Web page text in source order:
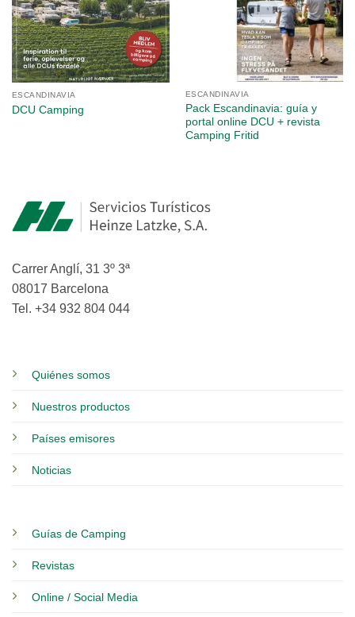
ESCANDINAVIA
DCU Camping
ESCANDINAVIA
Pack Escandinavia: guía y
portal online DCU + revista
Camping Fritid
Carrer Anglí, 31 3º 3ª
08017 Barcelona
Tel. +34 932 804 044
Quiénes somos
Nuestros productos
Países emisores
Noticias
Guías de Camping
Revistas
Online / Social Media